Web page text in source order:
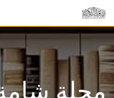
content
مجلة